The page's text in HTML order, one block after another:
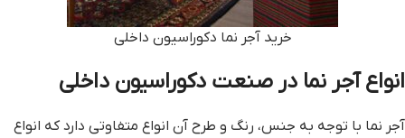
خرید آجر نما دکوراسیون داخلی
انواع آجر نما در صنعت دکوراسیون داخلی
آجر نما با توجه به جنس، رنگ و طرح آن انواع متفاوتی دارد که انواع